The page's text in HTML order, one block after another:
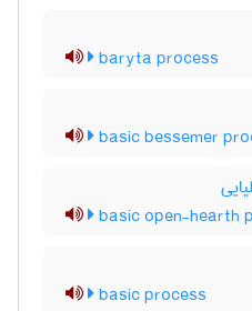
baryta process
basic bessemer
basic open-hearth
basic process